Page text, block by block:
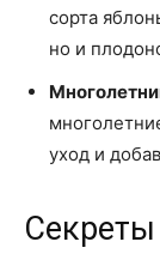
сорта
но и
уход и